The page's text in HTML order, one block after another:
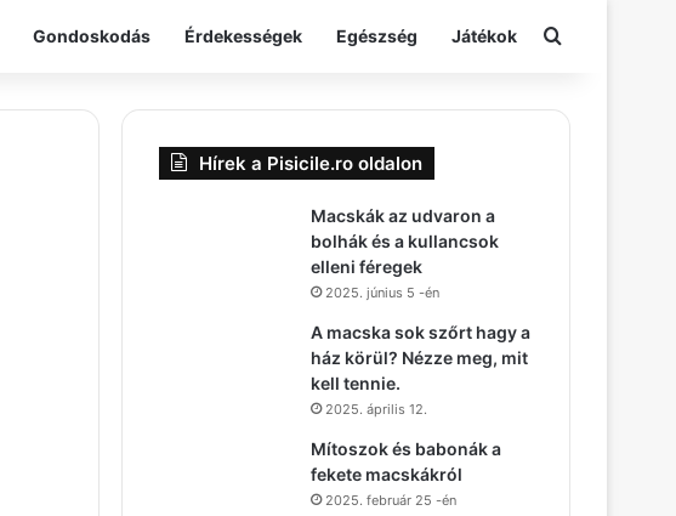
Gondoskodás Érdekességek Egészség Játékok Keresés:
Hírek a Pisicile.ro oldalon
Macskák az udvaron a
bolhák és a kullancsok
elleni féregek
2025. június 5 -én
A macska sok szőrt hagy a
ház körül? Nézze meg, mit
kell tennie.
2025. április 12.
Mítoszok és babonák a
fekete macskákról
2025. február 25 -én